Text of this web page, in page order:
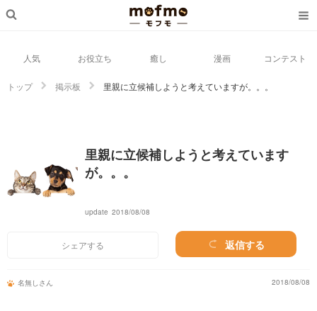
人気 お役立ち 癒し 漫画 コンテスト
トップ 掲示板 里親に立候補しようと考えていますが。。。
里親に立候補しようと考えています
が。。。
update 2018/08/08
シェアする 返信する
名無しさん 2018/08/08